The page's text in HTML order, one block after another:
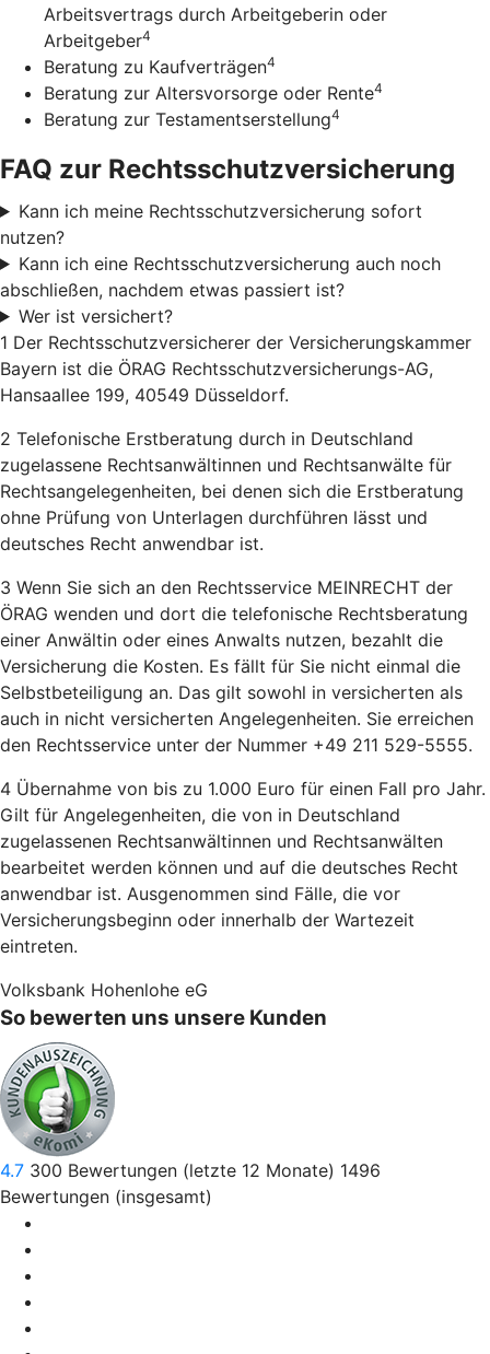
Arbeitsvertrags durch Arbeitgeberin oder
Arbeitgeber4
Beratung zu Kaufverträgen4
Beratung zur Altersvorsorge oder Rente4
Beratung zur Testamentserstellung4
FAQ zur Rechtsschutzversicherung
Kann ich meine Rechtsschutzversicherung sofort
nutzen?
Kann ich eine Rechtsschutzversicherung auch noch
abschließen, nachdem etwas passiert ist?
Wer ist versichert?
1 Der Rechtsschutzversicherer der Versicherungskammer
Bayern ist die ÖRAG Rechtsschutzversicherungs-AG,
Hansaallee 199, 40549 Düsseldorf.
2 Telefonische Erstberatung durch in Deutschland
zugelassene Rechtsanwältinnen und Rechtsanwälte für
Rechtsangelegenheiten, bei denen sich die Erstberatung
ohne Prüfung von Unterlagen durchführen lässt und
deutsches Recht anwendbar ist.
3 Wenn Sie sich an den Rechtsservice MEINRECHT der
ÖRAG wenden und dort die telefonische Rechtsberatung
einer Anwältin oder eines Anwalts nutzen, bezahlt die
Versicherung die Kosten. Es fällt für Sie nicht einmal die
Selbstbeteiligung an. Das gilt sowohl in versicherten als
auch in nicht versicherten Angelegenheiten. Sie erreichen
den Rechtsservice unter der Nummer +49 211 529-5555.
4 Übernahme von bis zu 1.000 Euro für einen Fall pro Jahr.
Gilt für Angelegenheiten, die von in Deutschland
zugelassenen Rechtsanwältinnen und Rechtsanwälten
bearbeitet werden können und auf die deutsches Recht
anwendbar ist. Ausgenommen sind Fälle, die vor
Versicherungsbeginn oder innerhalb der Wartezeit
eintreten.
Volksbank Hohenlohe eG
So bewerten uns unsere Kunden
4.7 300 Bewertungen (letzte 12 Monate) 1496
Bewertungen (insgesamt)